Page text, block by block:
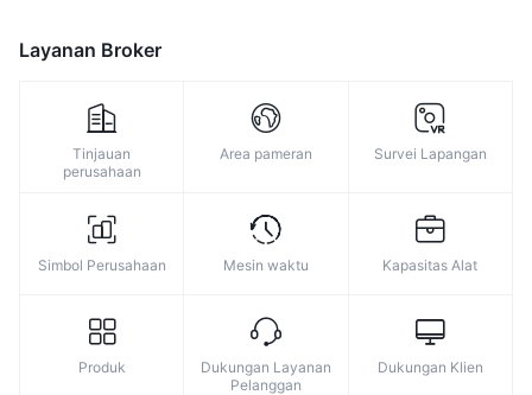
Layanan Broker
Tinjauan
perusahaan
Area pameran Survei Lapangan
Simbol Perusahaan Mesin waktu Kapasitas Alat
Produk
Dukungan Layanan
Pelanggan
Dukungan Klien